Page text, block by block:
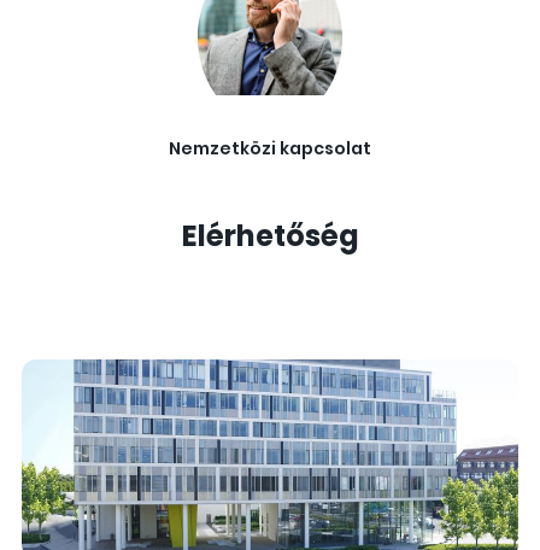
Nemzetközi kapcsolat
Elérhetőség